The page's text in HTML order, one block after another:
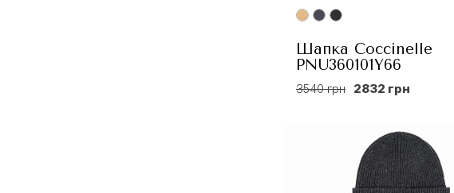
Шапка Coccinelle
PNU360101Y66
3540 грн 2832 грн